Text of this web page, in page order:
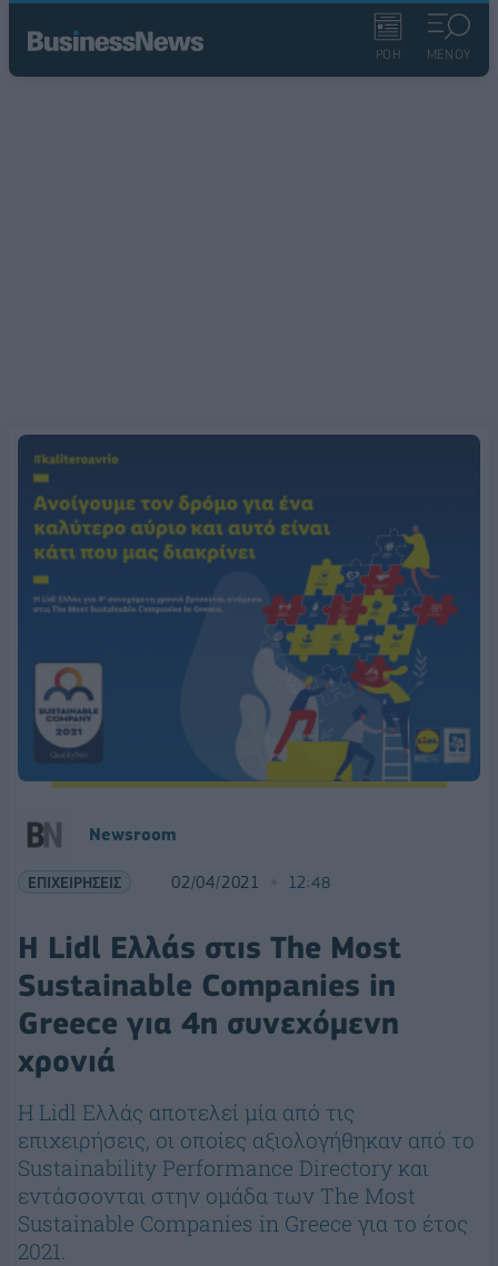
ΡΟΗ ΜΕΝΟΥ
Newsroom
ΕΠΙΧΕΙΡΗΣΕΙΣ 02/04/2021 12:48
Η Lidl Ελλάς στις Τhe Most
Sustainable Companies in
Greece για 4η συνεχόμενη
χρονιά
H Lidl Ελλάς αποτελεί μία από τις
επιχειρήσεις, οι οποίες αξιολογήθηκαν από το
Sustainability Performance Directory και
εντάσσονται στην ομάδα των Τhe Most
Sustainable Companies in Greece για το έτος
2021.